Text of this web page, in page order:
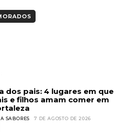
dos pais: 4 lugares em que
e filhos amam comer em
SABORES 7 DE AGOSTO DE 2026